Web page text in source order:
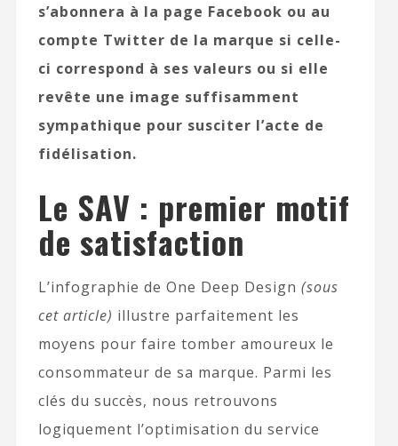
s’abonnera à la page Facebook ou au
compte Twitter de la marque si celle-
ci correspond à ses valeurs ou si elle
revête une image suffisamment
sympathique pour susciter l’acte de
fidélisation.
Le SAV : premier motif
de satisfaction
L’infographie de One Deep Design (sous
cet article) illustre parfaitement les
moyens pour faire tomber amoureux le
consommateur de sa marque. Parmi les
clés du succès, nous retrouvons
logiquement l’optimisation du service